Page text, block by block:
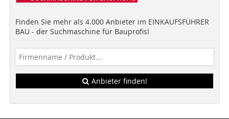
Finden Sie mehr als 4.000 Anbieter im EINKAUFSFÜHRER
BAU - der Suchmaschine für Bauprofis!
Anbieter finden!